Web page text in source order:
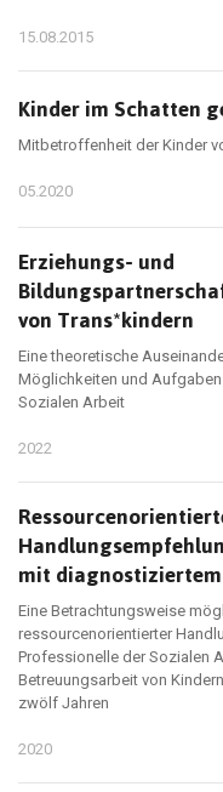
15.08.2015
Kinder im Schatten
Mitbetroffenheit der Kinder
05.2020
Erziehungs- und
von Trans*kindern
Eine theoretische
Möglichkeiten und
Sozialen Arbeit
2022
mit diagnostiziertem
Eine Betrachtungsweise
ressourcenorientierter
Professionelle der Sozialen
Betreuungsarbeit von
zwölf Jahren
2020